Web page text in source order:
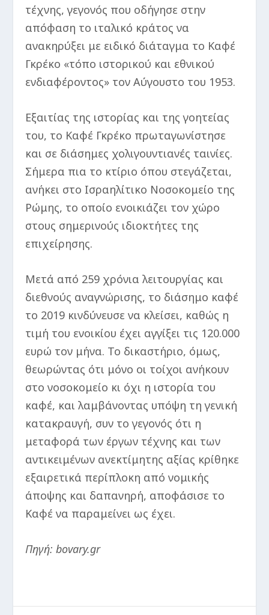
τέχνης, γεγονός που οδήγησε στην
απόφαση το ιταλικό κράτος να
ανακηρύξει με ειδικό διάταγμα το Καφέ
Γκρέκο «τόπο ιστορικού και εθνικού
ενδιαφέροντος» τον Αύγουστο του 1953.
Εξαιτίας της ιστορίας και της γοητείας
του, το Καφέ Γκρέκο πρωταγωνίστησε
και σε διάσημες χολιγουντιανές ταινίες.
Σήμερα πια το κτίριο όπου στεγάζεται,
ανήκει στο Ισραηλίτικο Νοσοκομείο της
Ρώμης, το οποίο ενοικιάζει τον χώρο
στους σημερινούς ιδιοκτήτες της
επιχείρησης.
Μετά από 259 χρόνια λειτουργίας και
διεθνούς αναγνώρισης, το διάσημο καφέ
το 2019 κινδύνευσε να κλείσει, καθώς η
τιμή του ενοικίου έχει αγγίξει τις 120.000
ευρώ τον μήνα. Το δικαστήριο, όμως,
θεωρώντας ότι μόνο οι τοίχοι ανήκουν
στο νοσοκομείο κι όχι η ιστορία του
καφέ, και λαμβάνοντας υπόψη τη γενική
κατακραυγή, συν το γεγονός ότι η
μεταφορά των έργων τέχνης και των
αντικειμένων ανεκτίμητης αξίας κρίθηκε
εξαιρετικά περίπλοκη από νομικής
άποψης και δαπανηρή, αποφάσισε το
Καφέ να παραμείνει ως έχει.
Πηγή: bovary.gr